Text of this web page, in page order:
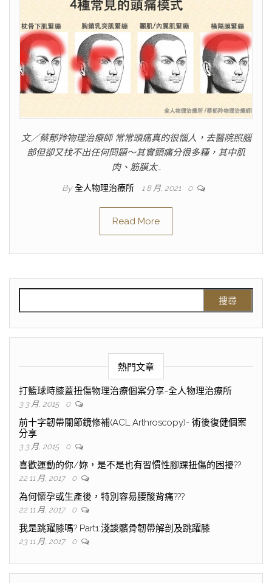
文／蔡郁羚物理治療師 常常頭痛真的很惱人，去醫院照腦
部但卻又找不出任何問題～其實頭痛分很多種，其中肌
肉、筋膜太…
By 全人物理治療所 1 8 月, 2021 0
Read More
熱門文章
打籃球時膝蓋扭傷物理治療個案分享-全人物理治療所
3 3 月, 2015 0
前十字韌帶關節鏡修補(ACL Arthroscopy)- 術後復健個案
分享
3 3 月, 2015 0
喜歡運動的你/妳，是不是也有習慣性腳踝扭傷的困擾??
22 11 月, 2017 0
為何懷孕或生產後，特別容易腰酸背痛???
22 11 月, 2017 0
我是跳躍膝嗎? Part1:淺談髕骨韌帶解剖及跳躍膝
23 11 月, 2017 0